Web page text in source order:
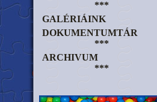
***
GALÉRIÁINK
DOKUMENTUMTÁR
***
ARCHIVUM
***